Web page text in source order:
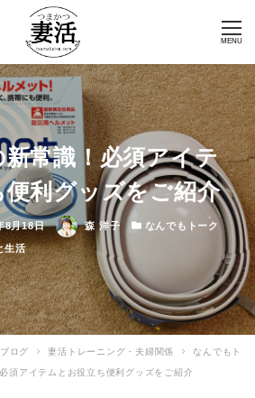
MENU
常識！必須アイテ
利グッズをご紹介
8月18日 著者 森 洋子 カテゴリー
なんでもトーク
生活
ログ 妻活トレーニング・夫婦関係 なんでもト
須アイテムとお役立ち便利グッズをご紹介